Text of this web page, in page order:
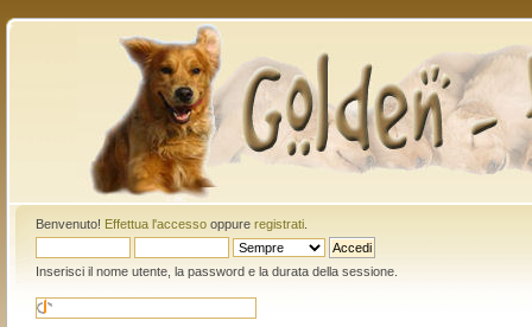
Benvenuto! Effettua l'accessooppure registrati.
Inserisci il nome utente, la password e la durata della sessione.